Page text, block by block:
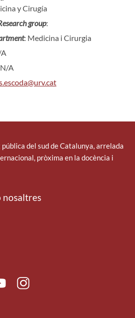
y Cirugía
group:
: Medicina i Cirurgia
A
del sud de Catalunya, arrelada
pròxima en la docència i
nosaltres
Instagram